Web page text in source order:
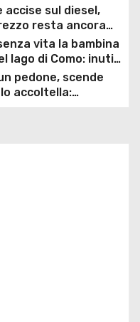
accise sul diesel,
resta ancora
nonostante lo
dal Governo
vita la bambina
lago di Como: inutili
dei
pedone, scende
accoltella: